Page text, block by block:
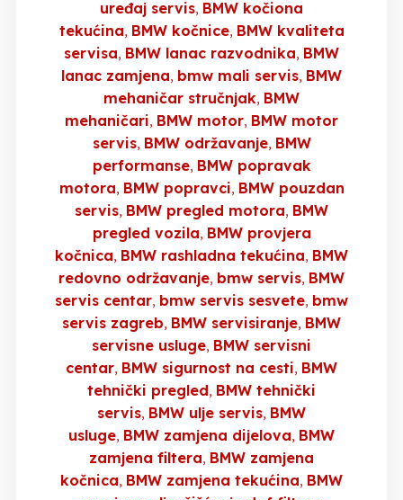
uređaj servis BMW kočiona
tekućina BMW kočnice BMW kvaliteta
servisa BMW lanac razvodnika BMW
lanac zamjena bmw mali servis BMW
mehaničar stručnjak BMW
mehaničari BMW motor BMW motor
servis BMW održavanje BMW
performanse BMW popravak
motora BMW popravci BMW pouzdan
servis BMW pregled motora BMW
pregled vozila BMW provjera
kočnica BMW rashladna tekućina BMW
redovno održavanje bmw servis BMW
servis centar bmw servis sesvete bmw
servis zagreb BMW servisiranje BMW
servisne usluge BMW servisni
centar BMW sigurnost na cesti BMW
tehnički pregled BMW tehnički
servis BMW ulje servis BMW
usluge BMW zamjena dijelova BMW
zamjena filtera BMW zamjena
kočnica BMW zamjena tekućina BMW